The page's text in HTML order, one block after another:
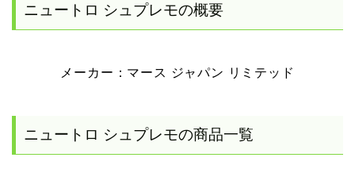
ニュートロ シュプレモの概要
メーカー：マース ジャパン リミテッド
ニュートロ シュプレモの商品一覧